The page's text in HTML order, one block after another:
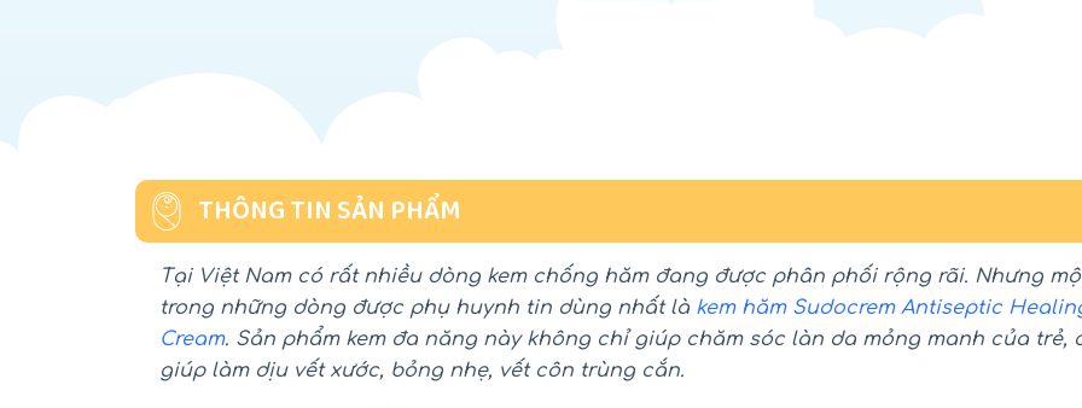
THÔNG TIN SẢN PHẨM
Tại Việt Nam có rất nhiều dòng kem chống hăm đang được phân phối rộng rãi. Nhưng
trong những dòng được phụ huynh tin dùng nhất là kem hăm Sudocrem Antiseptic
Cream. Sản phẩm kem đa năng này không chỉ giúp chăm sóc làn da mỏng manh của trẻ,
giúp làm dịu vết xước, bỏng nhẹ, vết côn trùng cắn.